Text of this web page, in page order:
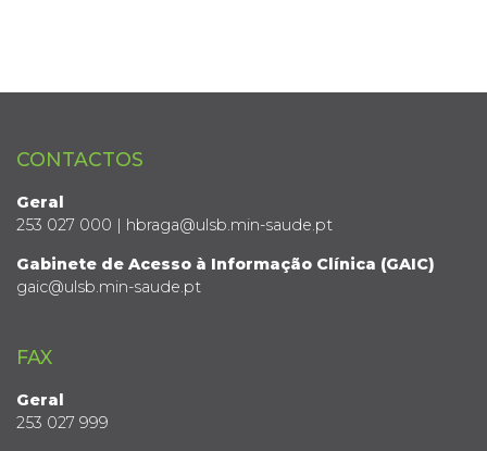
CONTACTOS
Geral
253 027 000 | hbraga@ulsb.min-saude.pt
Gabinete de Acesso à Informação Clínica (GAIC)
gaic@ulsb.min-saude.pt
FAX
Geral
253 027 999